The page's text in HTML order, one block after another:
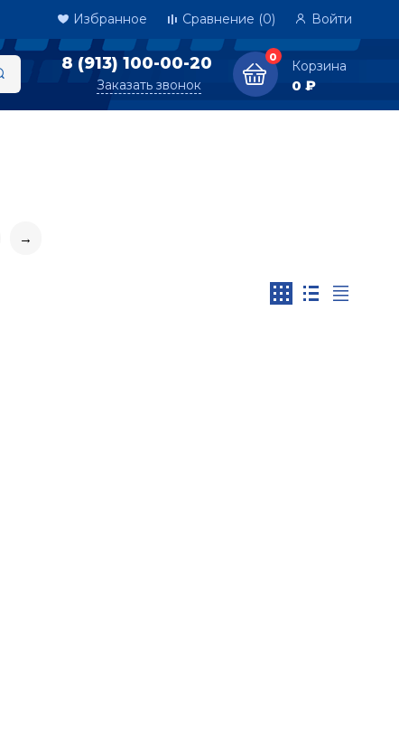
Избранное Сравнение (0) Войти
8 (913) 100-00-20
Заказать звонок
0
Корзина
0 ₽
→